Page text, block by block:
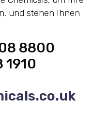
und stehen Ihnen
8800
1910